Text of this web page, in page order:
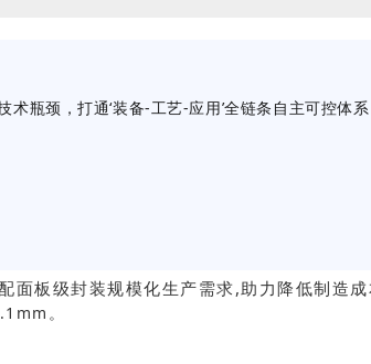
术瓶颈，打通‘装备-工艺-应用’全链条自主可控体系
面板级封装规模化生产需求,助力降低制造成
。